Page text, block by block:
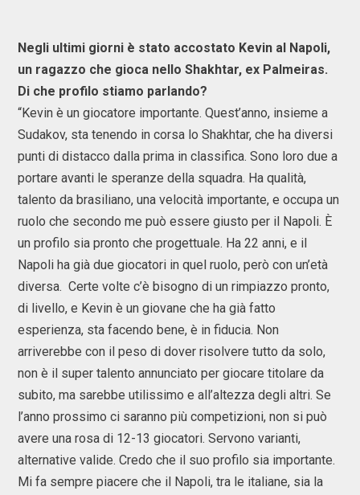
Negli ultimi giorni è stato accostato Kevin al Napoli,
un ragazzo che gioca nello Shakhtar, ex Palmeiras.
Di che profilo stiamo parlando?
“Kevin è un giocatore importante. Quest’anno, insieme a
Sudakov, sta tenendo in corsa lo Shakhtar, che ha diversi
punti di distacco dalla prima in classifica. Sono loro due a
portare avanti le speranze della squadra. Ha qualità,
talento da brasiliano, una velocità importante, e occupa un
ruolo che secondo me può essere giusto per il Napoli. È
un profilo sia pronto che progettuale. Ha 22 anni, e il
Napoli ha già due giocatori in quel ruolo, però con un’età
diversa. Certe volte c’è bisogno di un rimpiazzo pronto,
di livello, e Kevin è un giovane che ha già fatto
esperienza, sta facendo bene, è in fiducia. Non
arriverebbe con il peso di dover risolvere tutto da solo,
non è il super talento annunciato per giocare titolare da
subito, ma sarebbe utilissimo e all’altezza degli altri. Se
l’anno prossimo ci saranno più competizioni, non si può
avere una rosa di 12-13 giocatori. Servono varianti,
alternative valide. Credo che il suo profilo sia importante.
Mi fa sempre piacere che il Napoli, tra le italiane, sia la